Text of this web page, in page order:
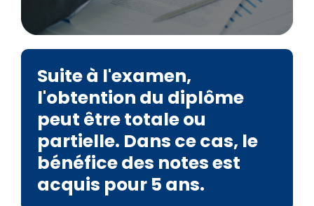
Suite à l'examen,
l'obtention du diplôme
peut être totale ou
partielle. Dans ce cas, le
bénéfice des notes est
acquis pour 5 ans.